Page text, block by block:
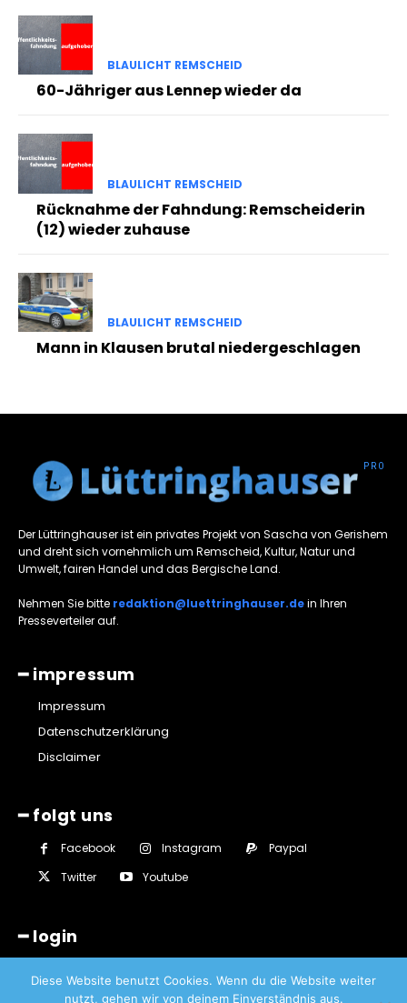
BLAULICHT REMSCHEID
60-Jähriger aus Lennep wieder da
BLAULICHT REMSCHEID
Rücknahme der Fahndung: Remscheiderin
(12) wieder zuhause
BLAULICHT REMSCHEID
Mann in Klausen brutal niedergeschlagen
Der Lüttringhauser ist ein privates Projekt von Sascha von Gerishem
und dreht sich vornehmlich um Remscheid, Kultur, Natur und
Umwelt, fairen Handel und das Bergische Land.
Nehmen Sie bitte redaktion@luettringhauser.dein Ihren
Presseverteiler auf.
━ impressum
Impressum
Datenschutzerklärung
Disclaimer
━ folgt uns
Facebook Instagram
Paypal
Twitter
Youtube
━ login
Diese Website benutzt Cookies. Wenn du die Website weiter
nutzt, gehen wir von deinem Einverständnis aus.